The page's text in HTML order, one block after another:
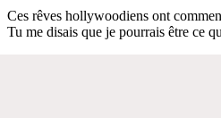
Ces rêves hollywoodiens ont
Tu me disais que je pourrais être ce